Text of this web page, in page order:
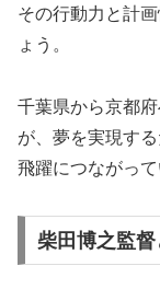
その行動力と計
ょう。
千葉県から京都
が、夢を実現す
飛躍につながって
柴田博之監